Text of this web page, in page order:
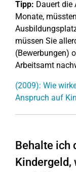
Tipp: Dauert die
Monate,
müssen Sie
(Bewerbungen)
Arbeitsamt
(2009): Wie
Anspruch auf
Behalte ich
Kindergeld,